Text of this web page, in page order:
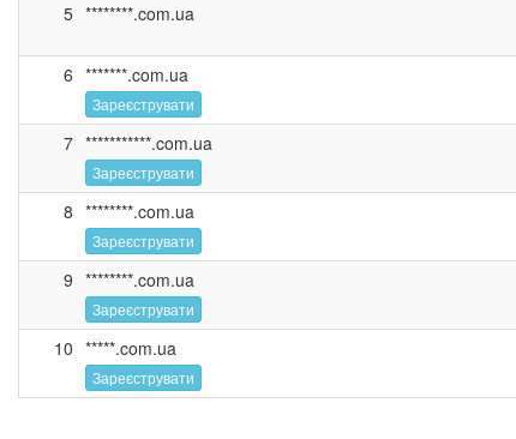
5 ********.com.ua
6 *******.com.ua
Зареєструвати
7 ***********.com.ua
Зареєструвати
8 ********.com.ua
Зареєструвати
9 ********.com.ua
Зареєструвати
10 *****.com.ua
Зареєструвати